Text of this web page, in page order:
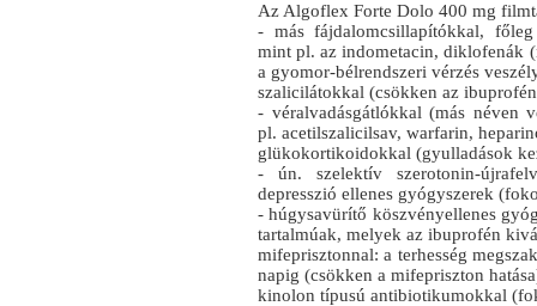
Az Algoflex Forte Dolo 400 mg
- más fájdalomcsillapítókkal, főleg
mint pl. az indometacin, diklofenák
a gyomor-bélrendszeri vérzés
szalicilátokkal (csökken az
- véralvadásgátlókkal (más néven
pl. acetilszalicilsav, warfarin,
glükokortikoidokkal (gyulladások
- ún. szelektív szerotonin-
depresszió ellenes gyógyszerek
- húgysavürítő köszvényellenes
tartalmúak, melyek az ibuprofén
mifeprisztonnal: a terhesség
napig (csökken a mifepriszton
kinolon típusú antibiotikumokkal